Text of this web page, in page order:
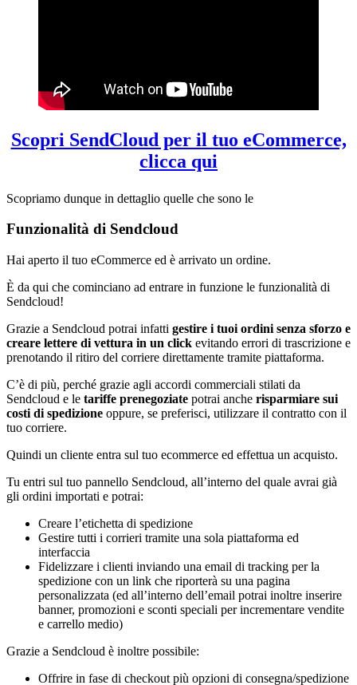
Scopri SendCloud per il tuo eCommerce,
clicca qui
Scopriamo dunque in dettaglio quelle che sono le
Funzionalità di Sendcloud
Hai aperto il tuo eCommerce ed è arrivato un ordine.
È da qui che cominciano ad entrare in funzione le funzionalità di
Sendcloud!
Grazie a Sendcloud potrai infatti gestire i tuoi ordini senza sforzo e
creare lettere di vettura in un click evitando errori di trascrizione e
prenotando il ritiro del corriere direttamente tramite piattaforma.
C’è di più, perché grazie agli accordi commerciali stilati da
Sendcloud e le tariffe prenegoziate potrai anche risparmiare sui
costi di spedizione oppure, se preferisci, utilizzare il contratto con il
tuo corriere.
Quindi un cliente entra sul tuo ecommerce ed effettua un acquisto.
Tu entri sul tuo pannello Sendcloud, all’interno del quale avrai già
gli ordini importati e potrai:
Creare l’etichetta di spedizione
Gestire tutti i corrieri tramite una sola piattaforma ed
interfaccia
Fidelizzare i clienti inviando una email di tracking per la
spedizione con un link che riporterà su una pagina
personalizzata (ed all’interno dell’email potrai inoltre inserire
banner, promozioni e sconti speciali per incrementare vendite
e carrello medio)
Grazie a Sendcloud è inoltre possibile:
Offrire in fase di checkout più opzioni di consegna/spedizione